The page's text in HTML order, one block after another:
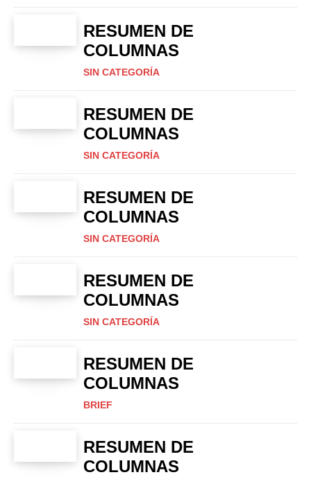
RESUMEN DE
COLUMNAS
SIN CATEGORÍA
RESUMEN DE
COLUMNAS
SIN CATEGORÍA
RESUMEN DE
COLUMNAS
SIN CATEGORÍA
RESUMEN DE
COLUMNAS
SIN CATEGORÍA
RESUMEN DE
COLUMNAS
BRIEF
RESUMEN DE
COLUMNAS